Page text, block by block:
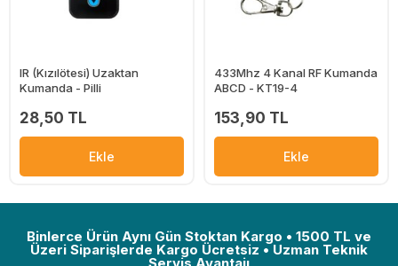
IR (Kızılötesi) Uzaktan
Kumanda - Pilli
28,50 TL
Ekle
433Mhz 4 Kanal RF Kumanda
ABCD - KT19-4
153,90 TL
Ekle
Binlerce Ürün Aynı Gün Stoktan Kargo • 1500 TL ve
Üzeri Siparişlerde Kargo Ücretsiz • Uzman Teknik